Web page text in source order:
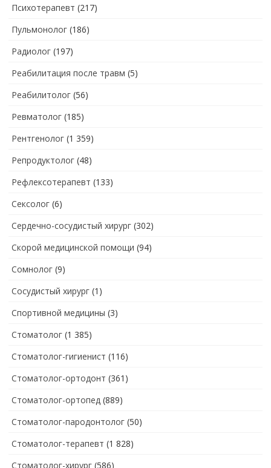
Психотерапевт (217)
Пульмонолог (186)
Радиолог (197)
Реабилитация после травм (5)
Реабилитолог (56)
Ревматолог (185)
Рентгенолог (1 359)
Репродуктолог (48)
Рефлексотерапевт (133)
Сексолог (6)
Сердечно-сосудистый хирург (302)
Скорой медицинской помощи (94)
Сомнолог (9)
Сосудистый хирург (1)
Спортивной медицины (3)
Стоматолог (1 385)
Стоматолог-гигиенист (116)
Стоматолог-ортодонт (361)
Стоматолог-ортопед (889)
Стоматолог-пародонтолог (50)
Стоматолог-терапевт (1 828)
Стоматолог-хирург (586)